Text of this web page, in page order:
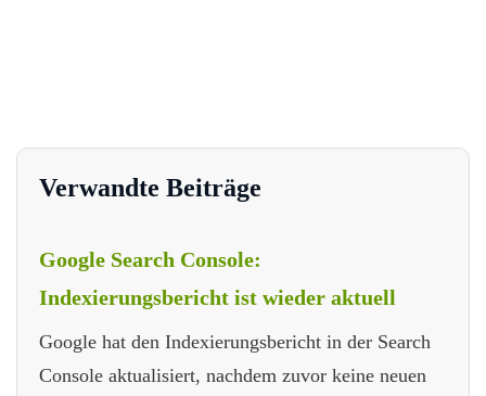
Verwandte Beiträge
Google Search Console:
Indexierungsbericht ist wieder aktuell
Google hat den Indexierungsbericht in der Search
Console aktualisiert, nachdem zuvor keine neuen